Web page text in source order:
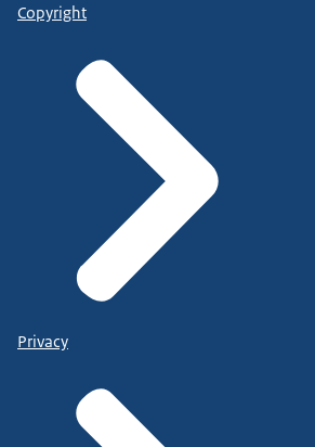
Copyright
Privacy